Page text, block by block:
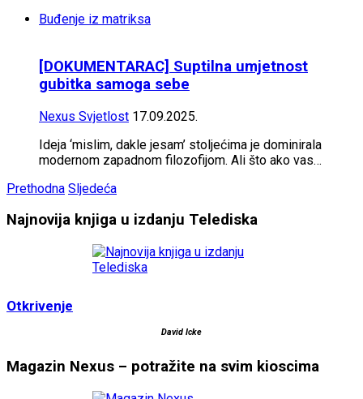
Buđenje iz matriksa
[DOKUMENTARAC] Suptilna umjetnost
gubitka samoga sebe
Nexus Svjetlost 17.09.2025.
Ideja ‘mislim, dakle jesam’ stoljećima je dominirala
modernom zapadnom filozofijom. Ali što ako vas…
Prethodna Sljedeća
Najnovija knjiga u izdanju Telediska
Otkrivenje
David Icke
Magazin Nexus – potražite na svim kioscima